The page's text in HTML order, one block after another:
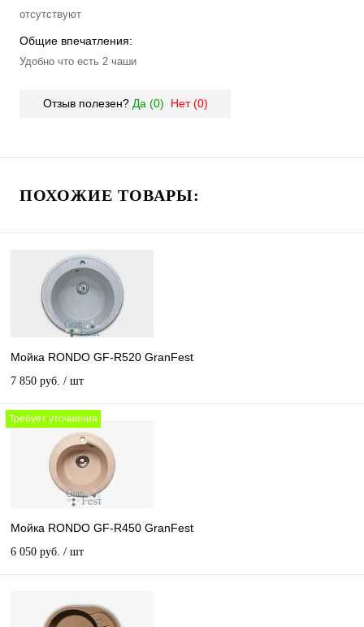
отсутствуют
Общие впечатления:
Удобно что есть 2 чаши
Отзыв полезен? Да (0) Нет (0)
ПОХОЖИЕ ТОВАРЫ:
Мойка RONDO GF-R520 GranFest
7 850 руб. / шт
Требует уточнения
Мойка RONDO GF-R450 GranFest
6 050 руб. / шт